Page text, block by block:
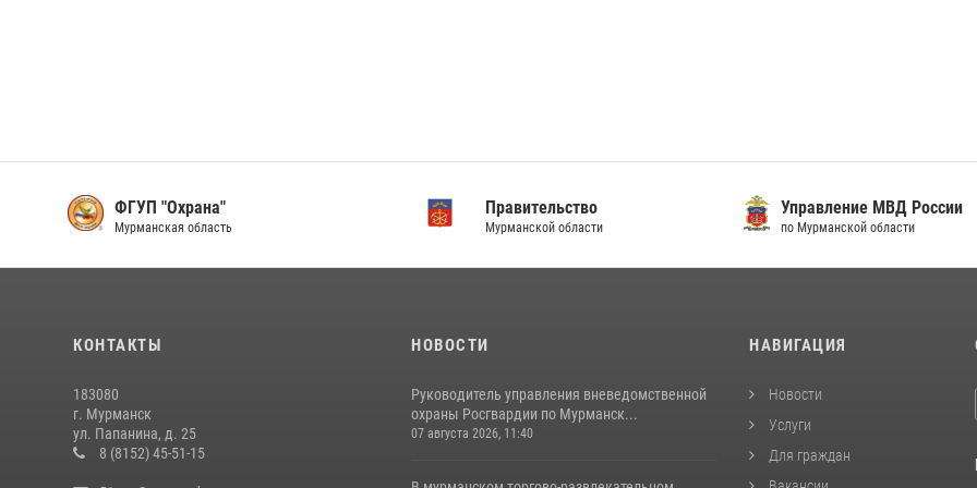
ФГУП "Охрана"
Мурманская область
Правительство
Мурманской области
Управление МВД России
по Мурманской области
КОНТАКТЫ
183080
г. Мурманск
ул. Папанина, д. 25
8 (8152) 45-51-15
НОВОСТИ
Руководитель управления вневедомственной
охраны Росгвардии по Мурманск...
07 августа 2026, 11:40
НАВИГАЦИЯ
Новости
Услуги
Для граждан